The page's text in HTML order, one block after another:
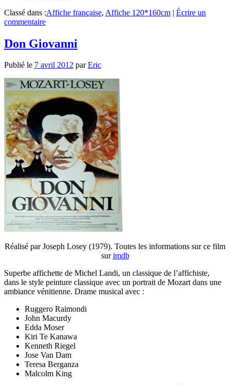
Classé dans :Affiche française, Affiche 120*160cm | Écrire un
commentaire
Don Giovanni
Publié le 7 avril 2012 parEric
Réalisé par Joseph Losey (1979). Toutes les informations sur ce film
surimdb
Superbe affichette de Michel Landi, un classique de l’affichiste,
dans le style peinture classique avec un portrait de Mozart dans une
ambiance vénitienne. Drame musical avec :
Ruggero Raimondi
John Macurdy
Edda Moser
Kiri Te Kanawa
Kenneth Riegel
Jose Van Dam
Teresa Berganza
Malcolm King